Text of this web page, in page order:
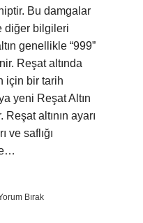
Bu damgalar
diğer bilgileri
genellikle “999”
Reşat altında
için bir tarih
yeni Reşat Altın
altının ayarı
ve saflığı
Bırak